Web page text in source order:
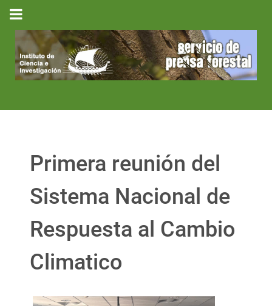
Primera reunión del
Sistema Nacional de
Respuesta al Cambio
Climatico